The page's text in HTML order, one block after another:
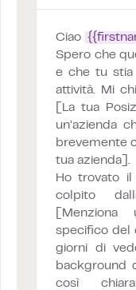
Ciao
Spero che
e che tu stia
attività. Mi
[La tua
un’azienda
brevemente
tua azienda].
Ho trovato
colpito
specifico del
giorni di
background
così